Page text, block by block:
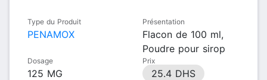
Type du Produit
PENAMOX
Présentation
Flacon de 100 ml,
Poudre pour sirop
Dosage
125 MG
Prix
25.4 DHS